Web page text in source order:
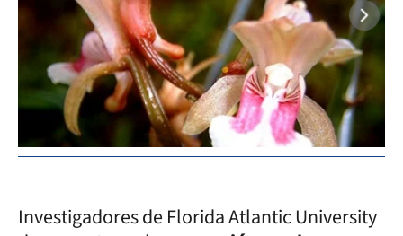
Investigadores de Florida Atlantic University